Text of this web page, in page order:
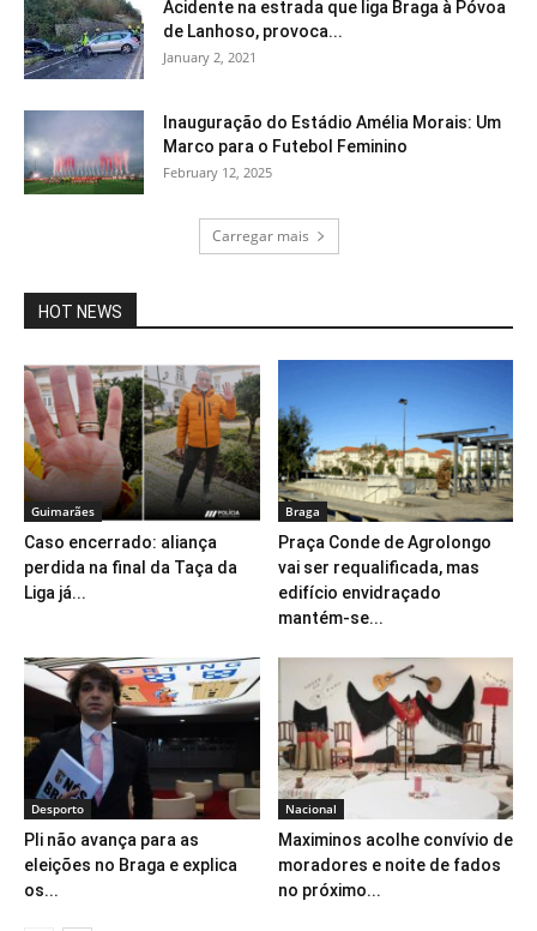
Acidente na estrada que liga Braga à Póvoa
de Lanhoso, provoca...
January 2, 2021
Inauguração do Estádio Amélia Morais: Um
Marco para o Futebol Feminino
February 12, 2025
Carregar mais
HOT NEWS
Guimarães
Caso encerrado: aliança
perdida na final da Taça da
Liga já...
Braga
Praça Conde de Agrolongo
vai ser requalificada, mas
edifício envidraçado
mantém-se...
Desporto
Pli não avança para as
eleições no Braga e explica
os...
Nacional
Maximinos acolhe convívio de
moradores e noite de fados
no próximo...